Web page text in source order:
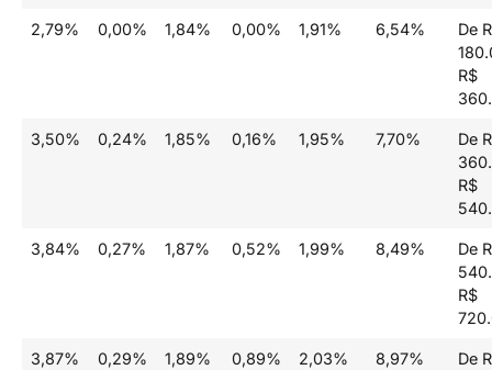
2,79% 0,00% 1,84% 0,00% 1,91% 6,54%
De
R$
3,50% 0,24% 1,85% 0,16% 1,95% 7,70%
De
R$
3,84% 0,27% 1,87% 0,52% 1,99% 8,49%
De
R$
3,87% 0,29% 1,89% 0,89% 2,03% 8,97%
De